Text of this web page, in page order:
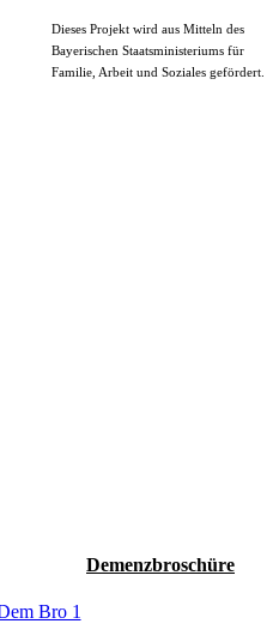
Dieses Projekt wird aus Mitteln des
Bayerischen Staatsministeriums für
Familie, Arbeit und Soziales gefördert.
Demenzbroschüre